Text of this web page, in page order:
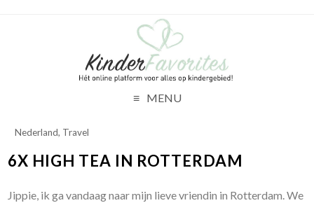
MENU
Nederland, Travel
6X HIGH TEA IN ROTTERDAM
Jippie, ik ga vandaag naar mijn lieve vriendin in Rotterdam. We